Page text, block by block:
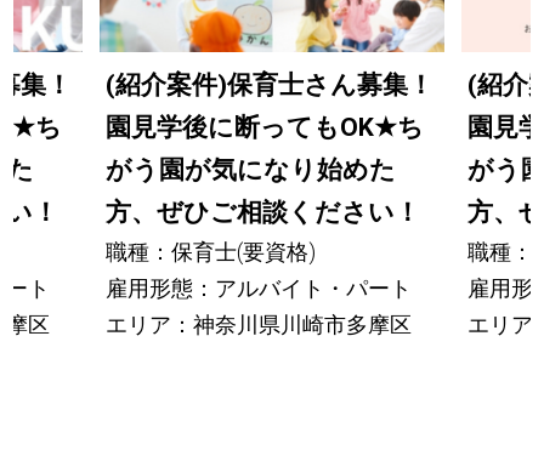
集！
★ち
！
ト
摩区
(紹介案件)保育士さん募集！
園見学後に断ってもOK★ち
がう園が気になり始めた
方、ぜひご相談ください！
職種：保育士(要資格)
雇用形態：アルバイト・パート
エリア：神奈川県川崎市多摩区
(紹介
園見
がう
方、
職種：
雇用形
エリア